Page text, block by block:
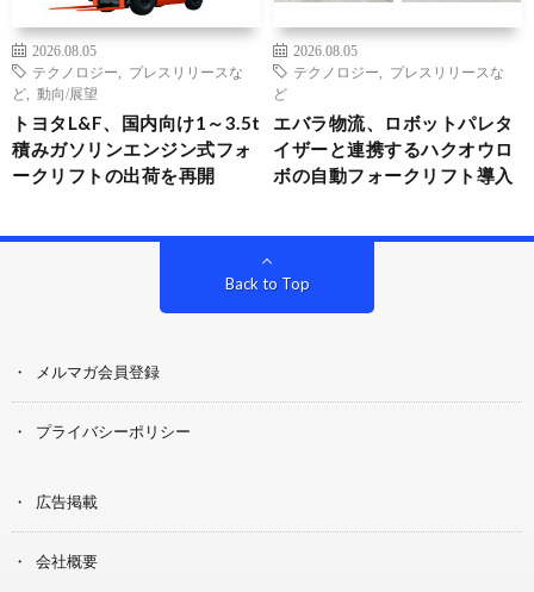
2026.08.05
テクノロジー
プレスリリースな
ど
動向/展望
トヨタL&F、国内向け1～3.5t
積みガソリンエンジン式フォ
ークリフトの出荷を再開
2026.08.05
テクノロジー
プレスリリースな
ど
エバラ物流、ロボットパレタ
イザーと連携するハクオウロ
ボの自動フォークリフト導入
Back to Top
メルマガ会員登録
プライバシーポリシー
広告掲載
会社概要